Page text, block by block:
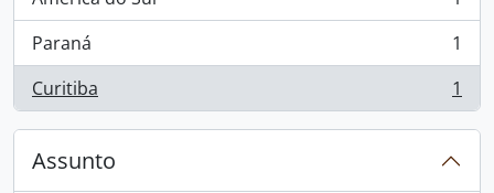
, 1 resultados
Paraná
, 1 resultados
1
Curitiba
, 1 resultados 1
Assunto